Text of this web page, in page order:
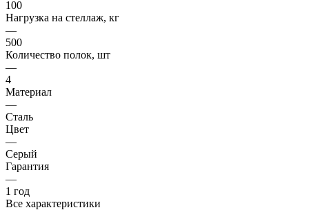
100
Нагрузка на стеллаж, кг
—
500
Количество полок, шт
—
4
Материал
—
Сталь
Цвет
—
Серый
Гарантия
—
1 год
Все характеристики